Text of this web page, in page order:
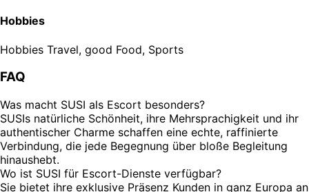
Hobbies
Hobbies Travel, good Food, Sports
FAQ
Was macht SUSI als Escort besonders?
SUSIs natürliche Schönheit, ihre Mehrsprachigkeit und ihr
authentischer Charme schaffen eine echte, raffinierte
Verbindung, die jede Begegnung über bloße Begleitung
hinaushebt.
Wo ist SUSI für Escort-Dienste verfügbar?
Sie bietet ihre exklusive Präsenz Kunden in ganz Europa an